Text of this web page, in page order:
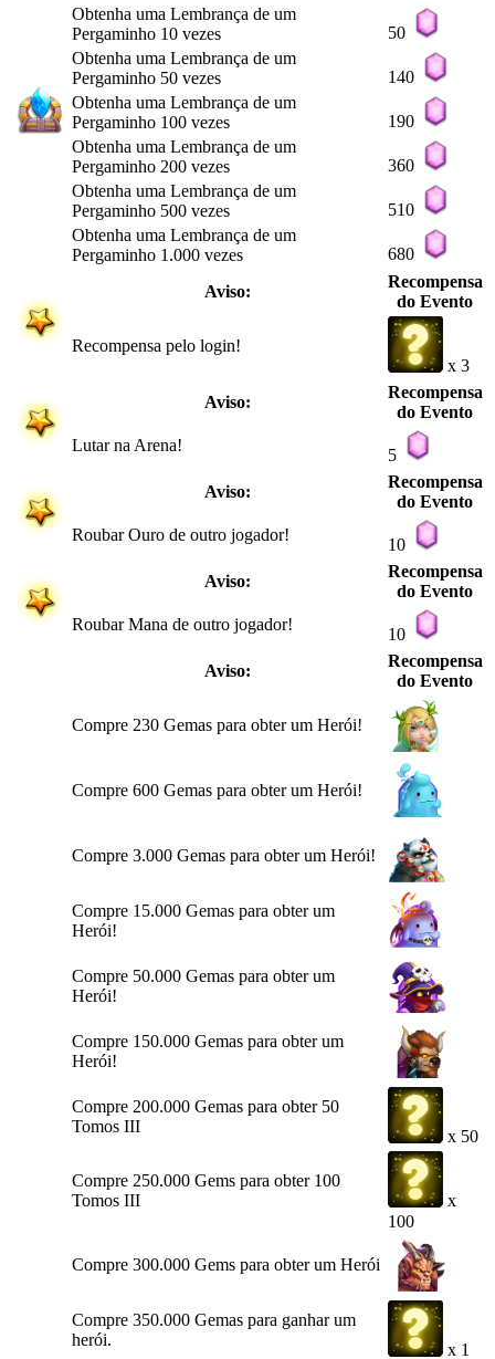
Obtenha uma Lembrança de um
Pergaminho 10 vezes
50
Obtenha uma Lembrança de um
Pergaminho 50 vezes
140
Obtenha uma Lembrança de um
Pergaminho 100 vezes
190
Obtenha uma Lembrança de um
Pergaminho 200 vezes
360
Obtenha uma Lembrança de um
Pergaminho 500 vezes
510
Obtenha uma Lembrança de um
Pergaminho 1.000 vezes
680
Aviso:
Recompensa
do Evento
Recompensa pelo login!
x 3
Aviso:
Recompensa
do Evento
Lutar na Arena!
5
Aviso:
Recompensa
do Evento
Roubar Ouro de outro jogador!
10
Aviso:
Recompensa
do Evento
Roubar Mana de outro jogador!
10
Aviso:
Recompensa
do Evento
Compre 230 Gemas para obter um Herói!
Compre 600 Gemas para obter um Herói!
Compre 3.000 Gemas para obter um Herói!
Compre 15.000 Gemas para obter um
Herói!
Compre 50.000 Gemas para obter um
Herói!
Compre 150.000 Gemas para obter um
Herói!
Compre 200.000 Gemas para obter 50
Tomos III
x 50
Compre 250.000 Gems para obter 100
Tomos III
x
100
Compre 300.000 Gems para obter um Herói
Compre 350.000 Gemas para ganhar um
herói.
x 1